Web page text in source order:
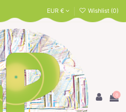
EUR € Wishlist (0)
0